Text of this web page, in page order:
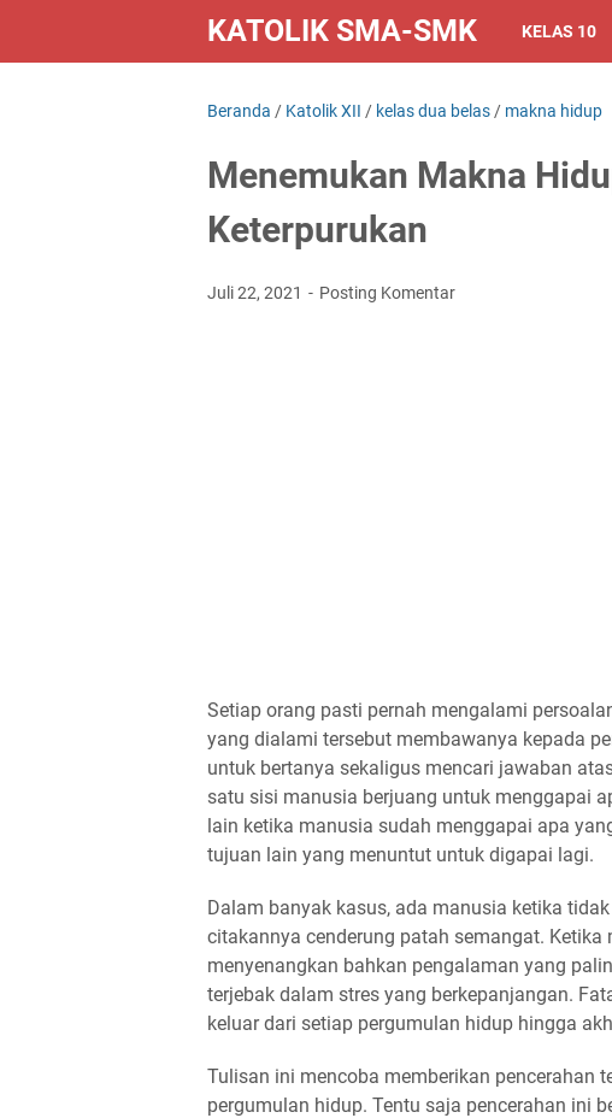
KATOLIK SMA-SMK KELAS 10
Beranda / Katolik XII / kelas dua belas / makna hidup
Menemukan Makna
Keterpurukan
Juli 22, 2021 Posting Komentar
Setiap orang pasti pernah mengalami
yang dialami tersebut membawanya kepada
untuk bertanya sekaligus mencari jawaban
satu sisi manusia berjuang untuk menggapai
lain ketika manusia sudah menggapai apa
tujuan lain yang menuntut untuk digapai lagi.
Dalam banyak kasus, ada manusia ketika
citakannya cenderung patah semangat.
menyenangkan bahkan pengalaman yang
terjebak dalam stres yang berkepanjangan.
keluar dari setiap pergumulan hidup hingga
Tulisan ini mencoba memberikan pencerahan
pergumulan hidup. Tentu saja pencerahan ini